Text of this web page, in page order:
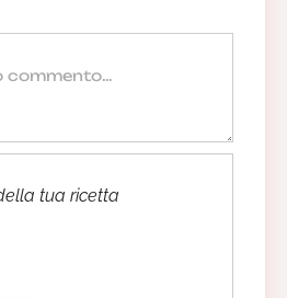
tua ricetta